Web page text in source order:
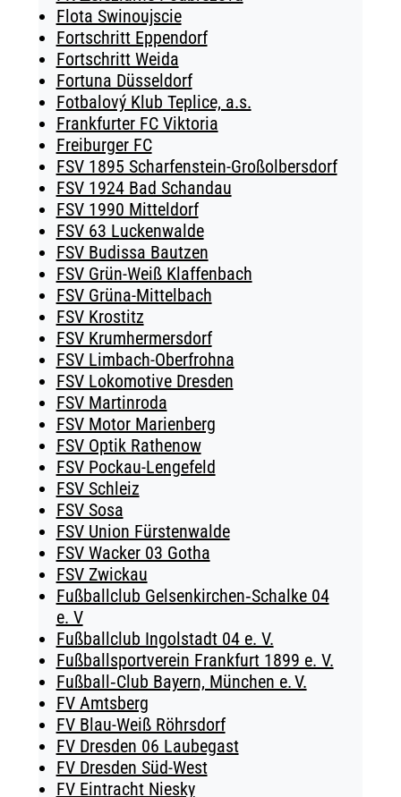
Flota Swinoujscie
Fortschritt Eppendorf
Fortschritt Weida
Fortuna Düsseldorf
Fotbalový Klub Teplice, a.s.
Frankfurter FC Viktoria
Freiburger FC
FSV 1895 Scharfenstein-Großolbersdorf
FSV 1924 Bad Schandau
FSV 1990 Mitteldorf
FSV 63 Luckenwalde
FSV Budissa Bautzen
FSV Grün-Weiß Klaffenbach
FSV Grüna-Mittelbach
FSV Krostitz
FSV Krumhermersdorf
FSV Limbach-Oberfrohna
FSV Lokomotive Dresden
FSV Martinroda
FSV Motor Marienberg
FSV Optik Rathenow
FSV Pockau-Lengefeld
FSV Schleiz
FSV Sosa
FSV Union Fürstenwalde
FSV Wacker 03 Gotha
FSV Zwickau
Fußballclub Gelsenkirchen‑Schalke 04
e. V
Fußballclub Ingolstadt 04 e. V.
Fußballsportverein Frankfurt 1899 e. V.
Fußball‑Club Bayern, München e. V.
FV Amtsberg
FV Blau-Weiß Röhrsdorf
FV Dresden 06 Laubegast
FV Dresden Süd-West
FV Eintracht Niesky